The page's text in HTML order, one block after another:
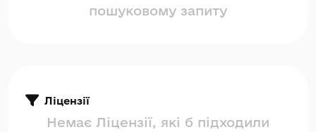
пошуковому запиту
Ліцензії
Немає Ліцензії, які б підходили